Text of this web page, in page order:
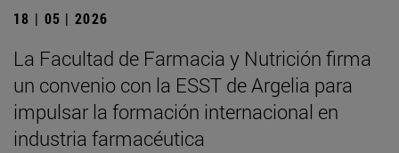
18 | 05 | 2026
La Facultad de Farmacia y Nutrición firma
un convenio con la ESST de Argelia para
impulsar la formación internacional en
industria farmacéutica